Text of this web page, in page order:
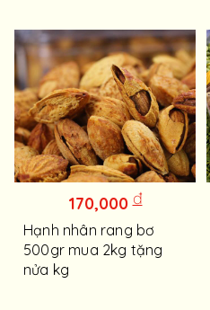
170,000 đ
Hạnh nhân rang bơ
500gr mua 2kg tặng
nửa kg